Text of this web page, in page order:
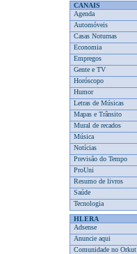
CANAIS
Agenda
Automóveis
Casas Noturnas
Economia
Empregos
Gente e TV
Horóscopo
Humor
Letras de Músicas
Mapas e Trânsito
Mural de recados
Música
Notícias
Previsão do Tempo
ProUni
Resumo de livros
Saúde
Tecnologia
HLERA
Adsense
Anuncie aqui
Comunidade no Orkut